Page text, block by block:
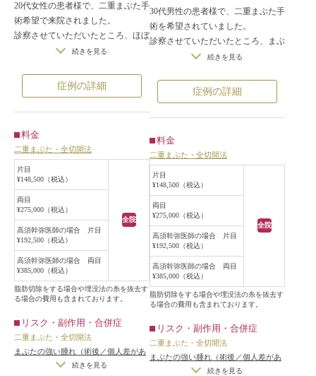
20代女性の患者様で、二重まぶた手
術希望で来院されました。
診察させていただいたところ、ほぼ
完全な一重まぶたで、まぶたの皮膚
ていました。
また、一重まぶたで目が開きにくい
ため、無意識に眉を上げて目を見開
くなっていました。
患者様は、「自分に似合った自然で
整形っぽくない二重にしてくださ
い」というご要望だったので、二重
まぶた全切開法で、あまり二重の幅
が広すぎない末広型二重を作ること
になりました。
蒙古襞が平均的に張っているので、
二重のラインが蒙古襞の中に入るよ
うにまぶたの皮膚を切開し、皮膚の
切除は行いませんでした。
目が窪まない程度に眼窩内脂肪を切
除し、ROOFは切除しませんでし
た。
術後は幅が広すぎない自然な末広型
二重になり、被さっていた皮膚が上
続きを見る
症例の詳細
料金
二重まぶた・全切開法
片目
¥148,500（税込）
全院
両目
¥275,000（税込）
高須幹弥医師の場合 片目
¥192,500（税込）
高須幹弥医師の場合 両目
¥385,000（税込）
脂肪切除をする場合や埋没法の糸を抜去す
る場合の費用も含まれております。
リスク・副作用・合併症
二重まぶた・全切開法
まぶたの強い腫れ（術後／個人差があ
内出血（術後）/
続きを見る
30代男性の患者様で、二重まぶた手
術を希望されていました。
診察させていただいたところ、まぶ
たの皮膚がやや厚めで脂肪も多く、
の開きが悪くなっている状態でし
た。
患者様は切開法を望んでいたため、
りました。
手術は局所麻酔下に行い、この方に
合った一番自然で似合っているデザ
インで二重を作りました。
同時に余分な眼窩内脂肪とROOFを
適量切除しました。
術後は自然な末広型二重になり、離
れていた眉と目の距離も縮まりまし
た。
また、自然な二重のラインができた
ことによってまぶたの皮膚の被さり
が上がり、黒目の露出面積が増え、
華やかな印象になりました。
続きを見る
症例の詳細
料金
二重まぶた・全切開法
片目
¥148,500（税込）
全院
両目
¥275,000（税込）
高須幹弥医師の場合 片目
¥192,500（税込）
高須幹弥医師の場合 両目
¥385,000（税込）
脂肪切除をする場合や埋没法の糸を抜去す
る場合の費用も含まれております。
リスク・副作用・合併症
二重まぶた・全切開法
まぶたの強い腫れ（術後／個人差があ
内出血（術後）/
続きを見る